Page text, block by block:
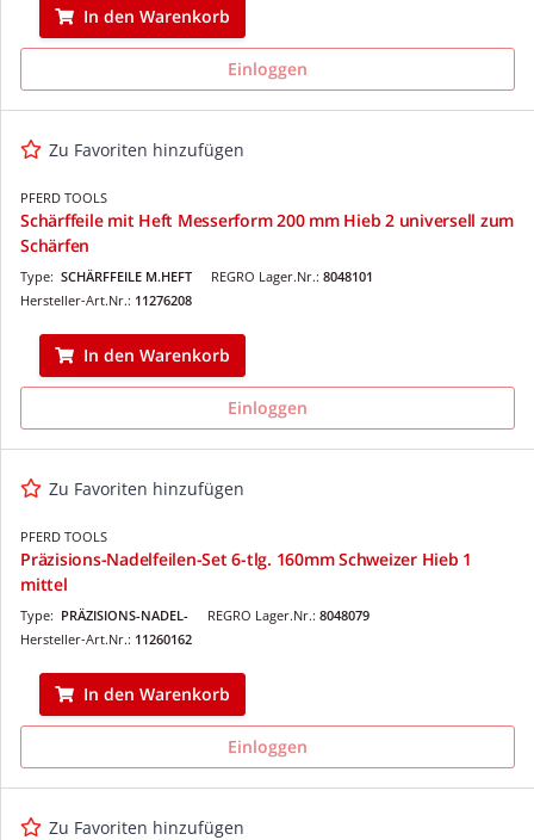
In den Warenkorb
Einloggen
Zu Favoriten hinzufügen
PFERD TOOLS
Schärffeile mit Heft Messerform 200 mm Hieb 2 universell zum
Schärfen
REGRO Lager.Nr.: 8048101
Type: SCHÄRFFEILE M.HEFT
Hersteller-Art.Nr.: 11276208
In den Warenkorb
Einloggen
Zu Favoriten hinzufügen
PFERD TOOLS
Präzisions-Nadelfeilen-Set 6-tlg. 160mm Schweizer Hieb 1
mittel
REGRO Lager.Nr.: 8048079
Type: PRÄZISIONS-NADEL-
Hersteller-Art.Nr.: 11260162
In den Warenkorb
Einloggen
Zu Favoriten hinzufügen